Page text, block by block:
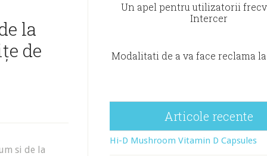
la
de
si de la
Un apel pentru utilizatorii
Intercer
Modalitati de a va face reclama
Articole recente
Hi-D Mushroom Vitamin D Capsules